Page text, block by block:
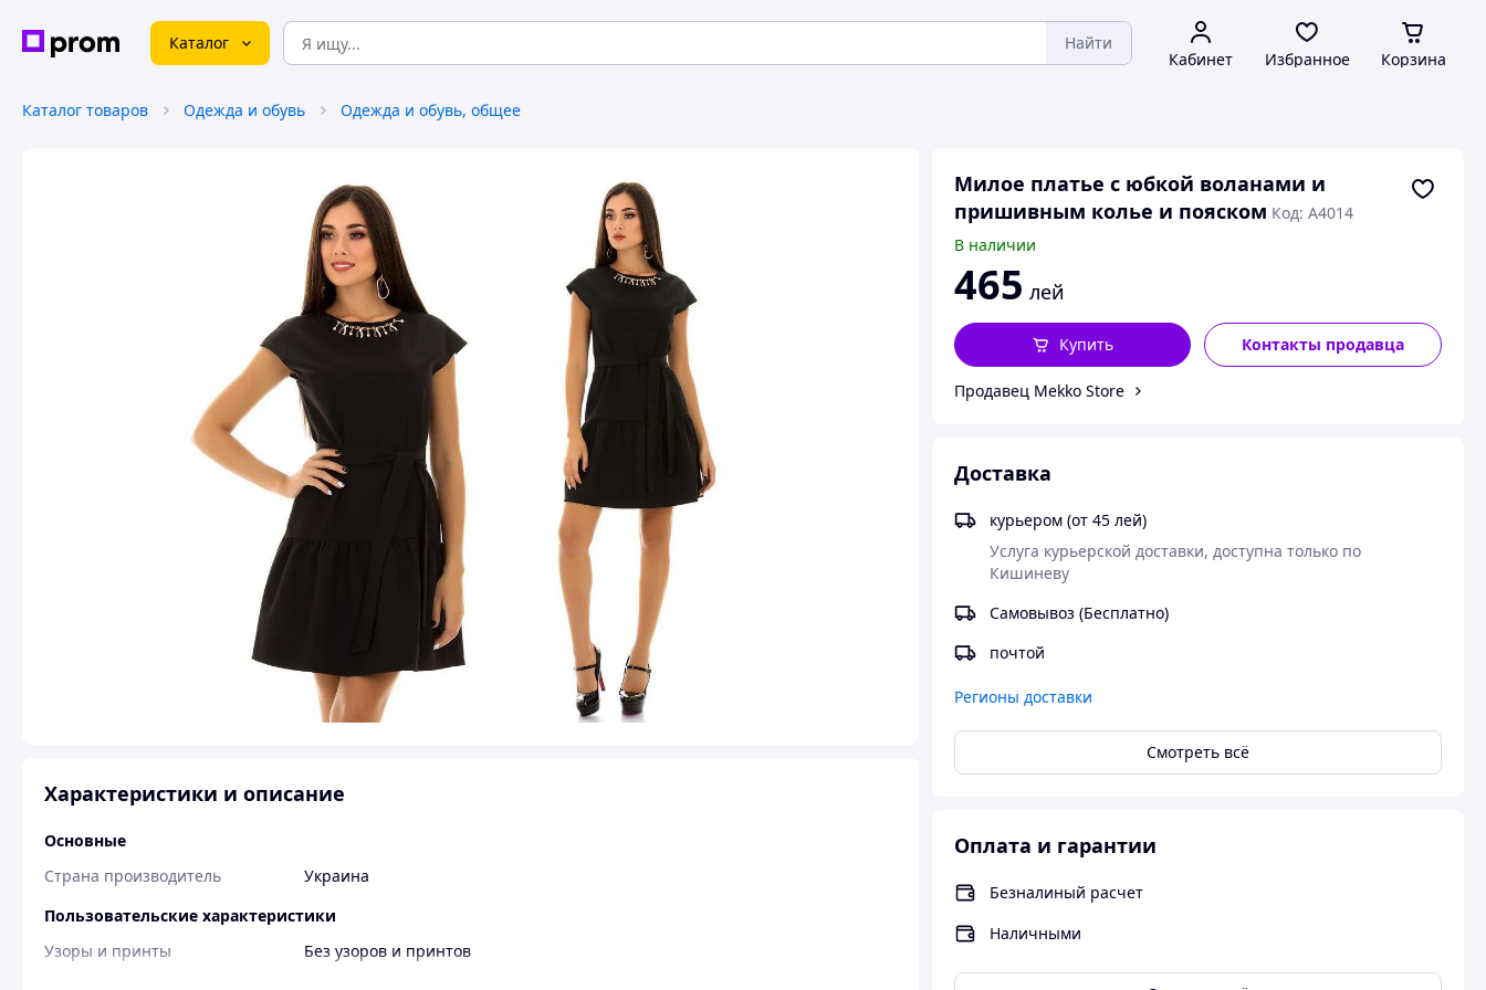
Каталог Найти
Кабинет Избранное Корзина
Каталог товаров Одежда и обувь Одежда и обувь, общее
Милое платье с юбкой воланами и
пришивным колье и пояском Код: А4014
В наличии
465 лей
Контакты продавца
Купить
Продавец Mekko Store
Доставка
курьером (от 45 лей)
Услуга курьерской доставки, доступна только по
Кишиневу
Самовывоз (Бесплатно)
почтой
Регионы доставки
Смотреть всё
Оплата и гарантии
Безналиный расчет
Наличными
Характеристики и описание
Основные
Страна производитель
Украина
Пользовательские характеристики
Узоры и принты
Без узоров и принтов